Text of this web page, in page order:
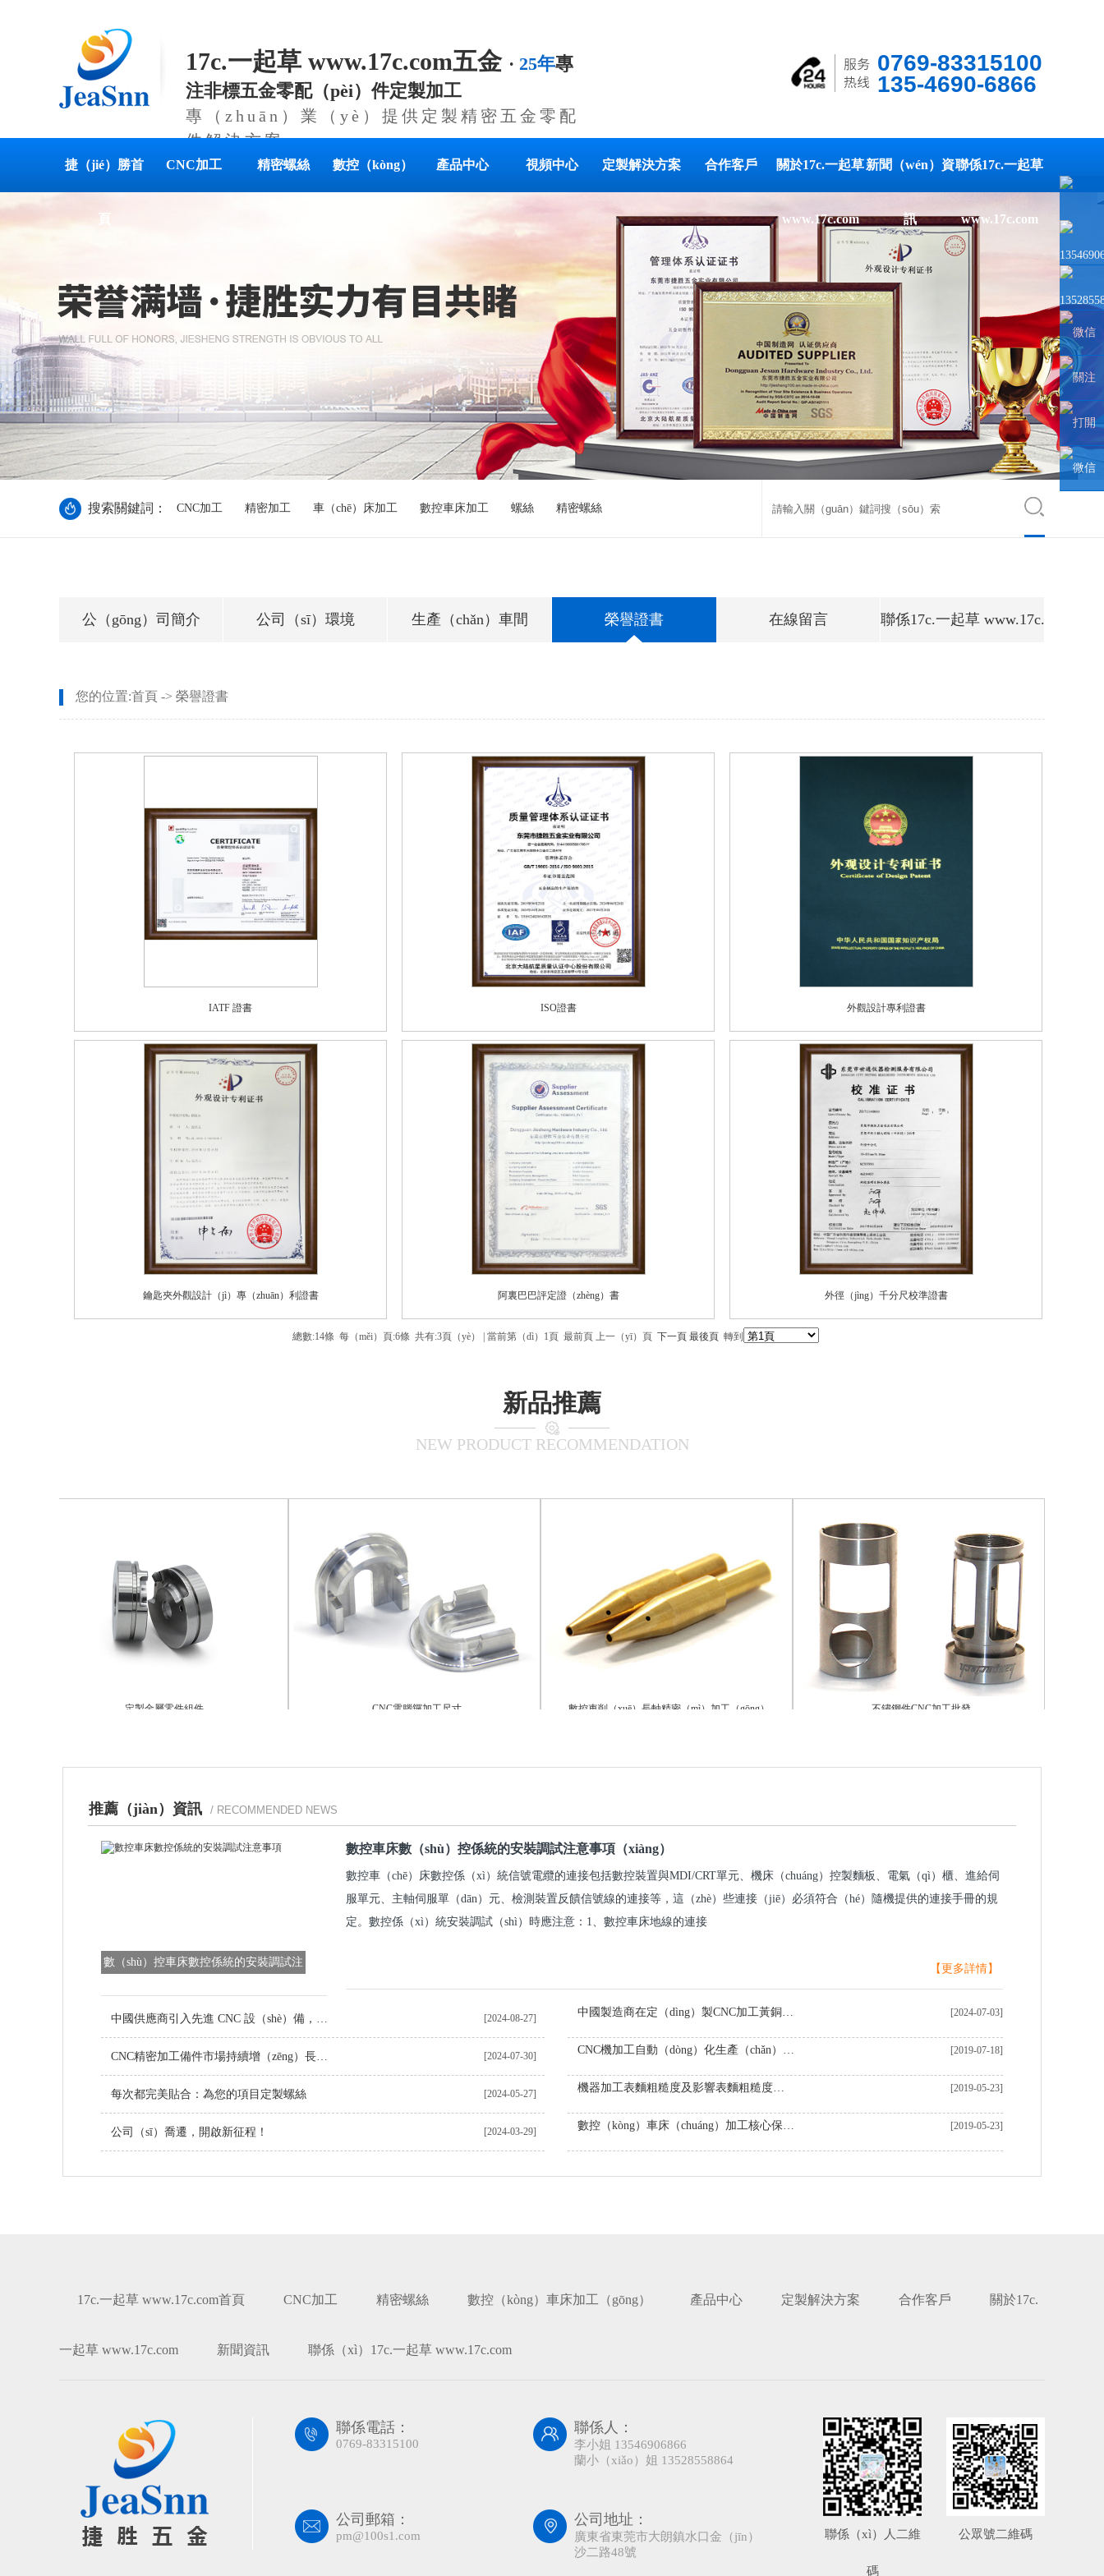
17c.一起草 www.17c.com五金 · 25年專
注非標五金零配（pèi）件定製加工
專（zhuān）業（yè）提供定製精密五金零配
件解決方案
0769-83315100
135-4690-6866
捷（jié）勝首
頁
CNC加工 精密螺絲 數控（kòng） 產品中心 視頻中心 定製解決方案 合作客戶 關於17c.一起草
www.17c.com
新聞（wén）資
訊
聯係17c.一起草
www.17c.com
搜索關鍵詞： CNC加工 精密加工 車（chē）床加工 數控車床加工 螺絲 精密螺絲
公（gōng）司簡介 公司（sī）環境 生產（chǎn）車間 榮譽證書 在線留言 聯係17c.一起草 www.17c.com
您的位置:首頁 -> 榮譽證書
IATF 證書 ISO證書 外觀設計專利證書
鑰匙夾外觀設計（jì）專（zhuān）利證書 阿裏巴巴評定證（zhèng）書 外徑（jìng）千分尺校準證書
總數:14條 每（měi）頁:6條 共有:3頁（yè） | 當前第（dì）1頁 最前頁 上一（yī）頁 下一頁 最後頁 轉到
新品推薦
NEW PRODUCT RECOMMENDATION
定製金屬零件組件 CNC電腦鑼加工尺寸 數控車削（xuē）長軸精密（mì）加工（gōng） 不鏽鋼件CNC加工批發
推薦（jiàn）資訊 / RECOMMENDED NEWS
數（shù）控車床數控係統的安裝調試注
數控車床數（shù）控係統的安裝調試注意事項（xiàng）
數控車（chē）床數控係（xì）統信號電纜的連接包括數控裝置與MDI/CRT單元、機床（chuáng）控製麵板、電氣（qì）櫃、進給伺
服單元、主軸伺服單（dān）元、檢測裝置反饋信號線的連接等，這（zhè）些連接（jiē）必須符合（hé）隨機提供的連接手冊的規
定。數控係（xì）統安裝調試（shì）時應注意：1、數控車床地線的連接
【更多詳情】
中國供應商引入先進 CNC 設（shè）備，提升（shēng）定製金屬零件品質 [2024-08-27]
CNC精密加工備件市場持續增（zēng）長，技術創新引領行（háng）業未來（lái） [2024-07-30]
每次都完美貼合：為您的項目定製螺絲 [2024-05-27]
公司（sī）喬遷，開啟新征程！ [2024-03-29]
中國製造商在定（dìng）製CNC加工黃銅（tóng）零件領域表現卓越 [2024-07-03]
CNC機加工自動（dòng）化生產（chǎn）線的優勢 [2019-07-18]
機器加工表麵粗糙度及影響表麵粗糙度（dù）的因素 [2019-05-23]
數控（kòng）車床（chuáng）加工核心保養維護知識 [2019-05-23]
17c.一起草 www.17c.com首頁 CNC加工 精密螺絲 數控（kòng）車床加工（gōng） 產品中心 定製解決方案 合作客戶 關於17c.
一起草 www.17c.com 新聞資訊 聯係（xì）17c.一起草 www.17c.com
聯係電話：
0769-83315100
聯係人：
李小姐 13546906866
蘭小（xiǎo）姐 13528558864
公司郵箱：
pm@100s1.com
公司地址：
廣東省東莞市大朗鎮水口金（jīn）
沙二路48號
聯係（xì）人二維
碼
公眾號二維碼
微信
聯係人
關注
微信公
眾號
打開
手機微信